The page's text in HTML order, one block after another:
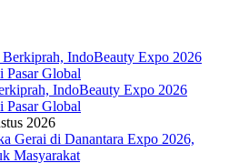
IndoBeauty Expo 2026
Pasar Global
2026